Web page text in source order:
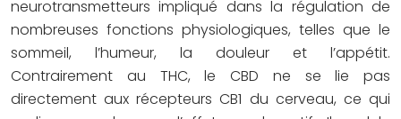
neurotransmetteurs impliqué dans la régulation de
nombreuses fonctions physiologiques, telles que le
sommeil, l’humeur, la douleur et l’appétit.
Contrairement au THC, le CBD ne se lie pas
directement aux récepteurs CB1 du cerveau, ce qui